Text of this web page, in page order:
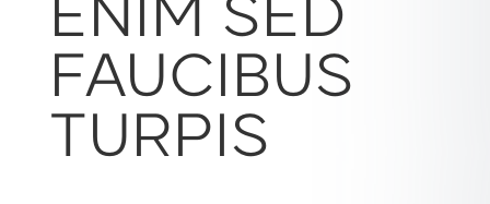
ENIM SED
FAUCIBUS
TURPIS